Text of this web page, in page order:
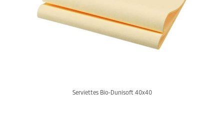
Serviettes Bio-Dunisoft 40x40